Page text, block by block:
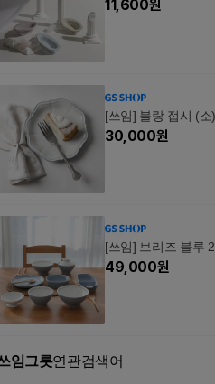
11,600원
[쓰임] 블랑 접시 (
30,000원
[쓰임] 브리즈 블루
49,000원
임그릇연관검색어